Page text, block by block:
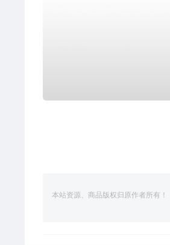
本站资源、商品版权归原作者所有！